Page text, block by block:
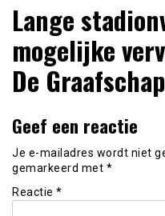
Lange
mogelijke
De
Geef een reactie
Je e-mailadres wordt niet
gemarkeerd met *
Reactie *